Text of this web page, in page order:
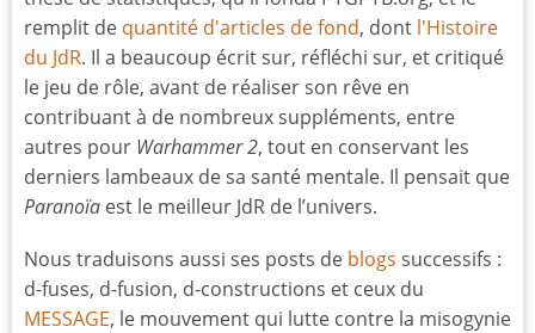
remplit de quantité d'articles de fond, dont l'Histoire
du JdR. Il a beaucoup écrit sur, réfléchi sur, et critiqué
le jeu de rôle, avant de réaliser son rêve en
contribuant à de nombreux suppléments, entre
autres pour Warhammer 2, tout en conservant les
derniers lambeaux de sa santé mentale. Il pensait que
Paranoïa est le meilleur JdR de l’univers.
Nous traduisons aussi ses posts de blogs successifs :
d-fuses, d-fusion, d-constructions et ceux du
MESSAGE, le mouvement qui lutte contre la misogynie